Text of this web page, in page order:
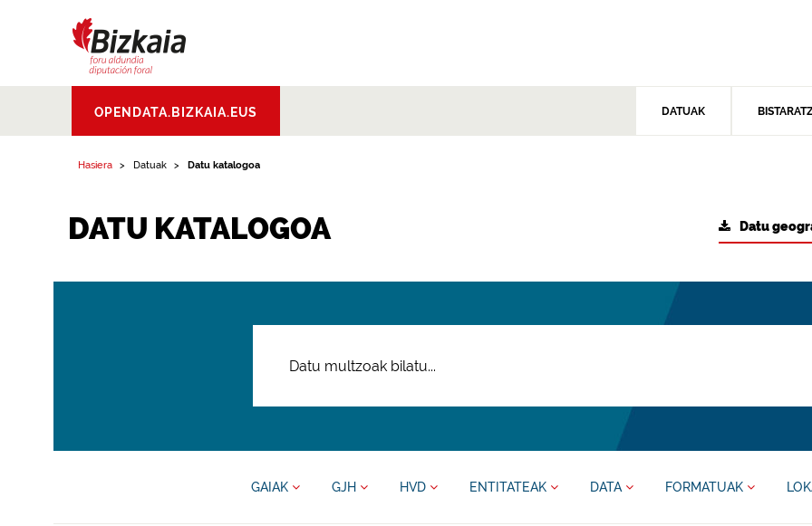
Aldundia.Diputacion
Foral de Bizkaia
OPENDATA.BIZKAIA.EUS DATUAK
Hasiera Datuak Datu katalogoa
DATU KATALOGOA Datu
GAIAK GJH HVD ENTITATEAK DATA FORMATUAK